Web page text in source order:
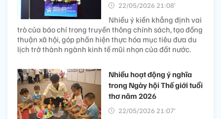
22/05/2026 21:08’
Nhiều ý kiến khẳng định vai
trò của báo chí trong truyền thông chính sách, tạo đồng
thuận xã hội, góp phần hiện thực hóa mục tiêu đưa du
lịch trở thành ngành kinh tế mũi nhọn của đất nước.
Nhiều hoạt động ý nghĩa
trong Ngày hội Thế giới tuổi
thơ năm 2026
22/05/2026 21:07’